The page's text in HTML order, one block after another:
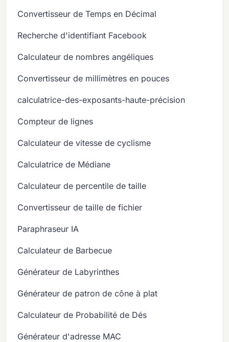
Convertisseur de Temps en Décimal
Recherche d'identifiant Facebook
Calculateur de nombres angéliques
Convertisseur de millimètres en pouces
calculatrice-des-exposants-haute-précision
Compteur de lignes
Calculateur de vitesse de cyclisme
Calculatrice de Médiane
Calculateur de percentile de taille
Convertisseur de taille de fichier
Paraphraseur IA
Calculateur de Barbecue
Générateur de Labyrinthes
Générateur de patron de cône à plat
Calculateur de Probabilité de Dés
Générateur d'adresse MAC